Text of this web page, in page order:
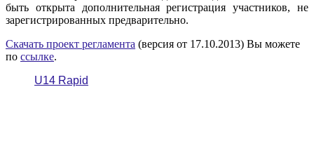
быть открыта дополнительная регистрация участников, не
зарегистрированных предварительно.
Скачать проект регламента (версия от 17.10.2013) Вы можете
по ссылке.
U14 Rapid